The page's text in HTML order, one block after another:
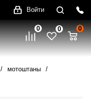
Войти
0 0 0
мотоштаны